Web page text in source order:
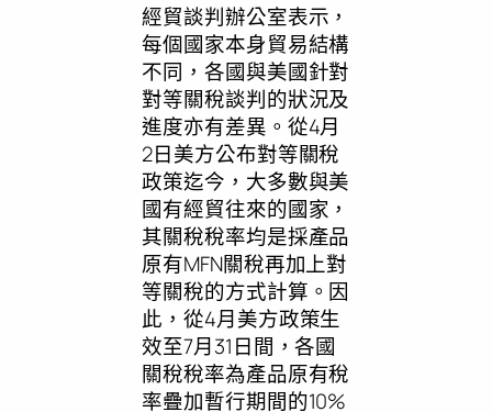
經貿談判辦公室表示，
每個國家本身貿易結構
不同，各國與美國針對
對等關稅談判的狀況及
進度亦有差異。從4月
2日美方公布對等關稅
政策迄今，大多數與美
國有經貿往來的國家，
其關稅稅率均是採產品
原有MFN關稅再加上對
等關稅的方式計算。因
此，從4月美方政策生
效至7月31日間，各國
關稅稅率為產品原有稅
率疊加暫行期間的10%